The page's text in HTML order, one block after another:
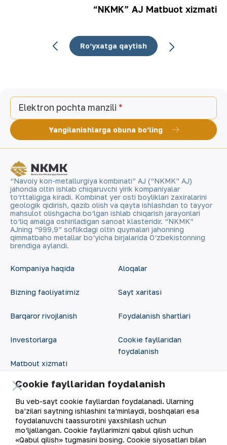
“NKMK” AJ Matbuot xizmati
Ro‘yxatga qaytish
Elektron pochta manzili
Yangilanishlarga obuna bo'ling
“Navoiy kon-metallurgiya kombinati” AJ (“NKMK” AJ)
jahonda oltin ishlab chiqaruvchi yirik kompaniyalar
to‘rttaligiga kiradi. Kombinat yer osti boyliklari zaxiralarini
geologik qidirish, qazib olish va qayta ishlashdan to tayyor
mahsulot olishgacha bo‘lgan ishlab chiqarish jarayonlari
to‘liq amalga oshiriladigan sanoat klasteridir. “NKMK”
AJning “999,9” soflikdagi oltin quymalari jahonning
qimmatbaho metallar bo‘yicha birjalarida O‘zbekistonning
brendiga aylandi.
Kompaniya haqida
Bizning faoliyatimiz
Barqaror rivojlanish
Investorlarga
Matbout xizmati
Karyera
Raqamli hukumat
Aloqalar
Sayt xaritasi
Foydalanish shartlari
Cookie fayllaridan
foydalanish
RSS feed
Cookie fayllaridan foydalanish
Bu veb-sayt cookie fayllardan foydalanadi. Ularning
ba’zilari saytning ishlashini ta’minlaydi, boshqalari esa
foydalanuvchi taassurotini yaxshilash uchun
mo‘ljallangan. Cookie fayllarimizni qabul qilish uchun
«Qabul qilish» tugmasini bosing. Cookie siyosatlari bilan